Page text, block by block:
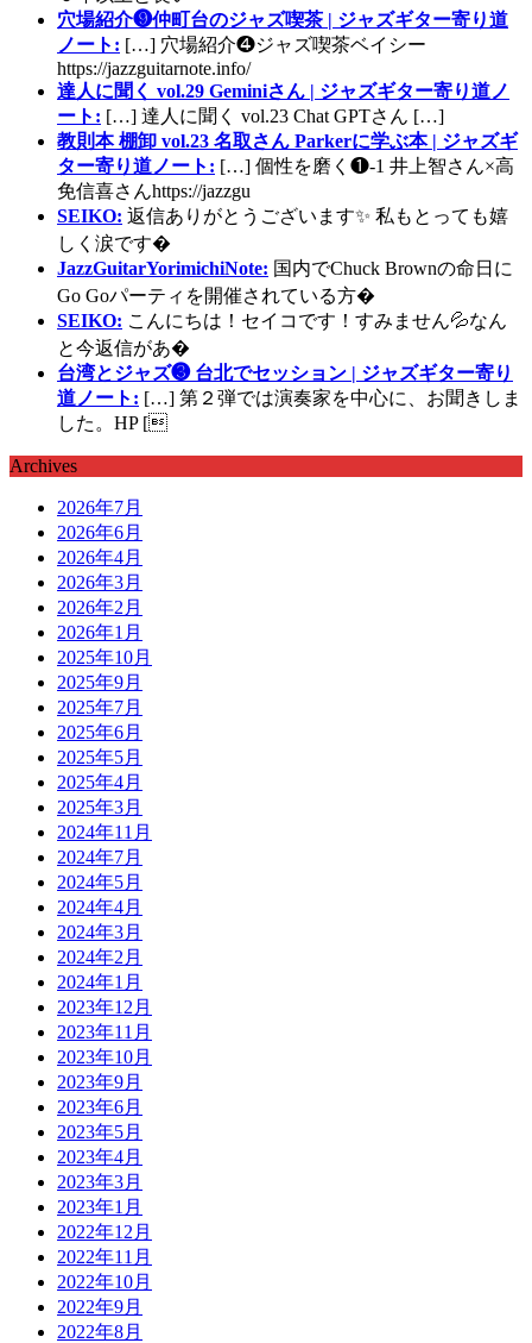
穴場紹介❾仲町台のジャズ喫茶 | ジャズギター寄り道
ノート: […] 穴場紹介❹ジャズ喫茶ベイシー
https://jazzguitarnote.info/
達人に聞く vol.29 Geminiさん | ジャズギター寄り道ノ
ート: […] 達人に聞く vol.23 Chat GPTさん […]
教則本 棚卸 vol.23 名取さん Parkerに学ぶ本 | ジャズギ
ター寄り道ノート: […] 個性を磨く❶-1 井上智さん×高
免信喜さんhttps://jazzgu
SEIKO: 返信ありがとうございます✨ 私もとっても嬉
しく涙です�
JazzGuitarYorimichiNote: 国内でChuck Brownの命日に
Go Goパーティを開催されている方�
SEIKO: こんにちは！セイコです！すみません💦なん
と今返信があ�
台湾とジャズ❸ 台北でセッション | ジャズギター寄り
道ノート: […] 第２弾では演奏家を中心に、お聞きしま
した。HP [
Archives
2026年7月
2026年6月
2026年4月
2026年3月
2026年2月
2026年1月
2025年10月
2025年9月
2025年7月
2025年6月
2025年5月
2025年4月
2025年3月
2024年11月
2024年7月
2024年5月
2024年4月
2024年3月
2024年2月
2024年1月
2023年12月
2023年11月
2023年10月
2023年9月
2023年6月
2023年5月
2023年4月
2023年3月
2023年1月
2022年12月
2022年11月
2022年10月
2022年9月
2022年8月